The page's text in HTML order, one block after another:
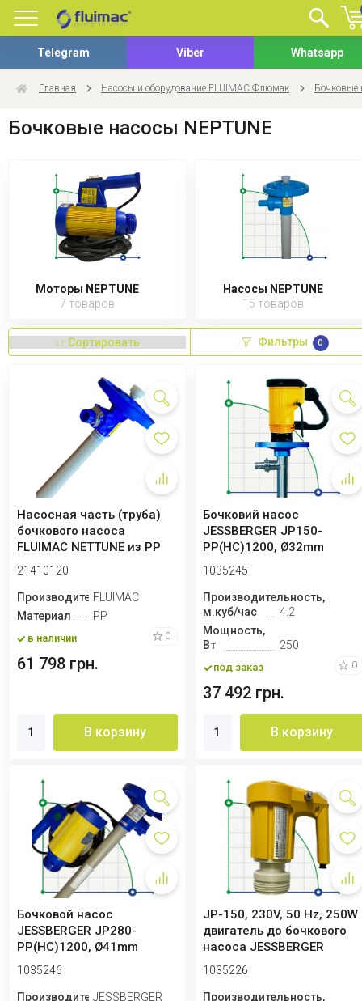
Telegram Viber Whatsapp
Главная Насосы и оборудование FLUIMAC Флюмак Бочковые
Бочковые насосы NEPTUNE
Моторы NEPTUNE
7 товаров
Насосы NEPTUNE
15 товаров
Фильтры 0
Насосная часть (труба)
бочкового насоса
FLUIMAC NETTUNE из PP
(вал HASTELLOY ...
21410120
ПроизводительFLUIMAC
Материал
PP
в наличии 0
61 798 грн.
В корзину
Бочковий насос
JESSBERGER JP150-
PP(HC)1200, Ø32mm
1035245
Производительность,
м.куб/час
4.2
Мощность,
Вт
250
под заказ 0
37 492 грн.
В корзину
Бочковой насос
JESSBERGER JP280-
PP(HC)1200, Ø41mm
1035246
ПроизводительJESSBERGER
JP-150, 230V, 50 Hz, 250W
двигатель до бочкового
насоса JESSBERGER
1035226
Производительность,